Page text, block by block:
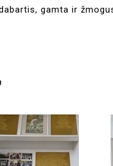
gamta ir